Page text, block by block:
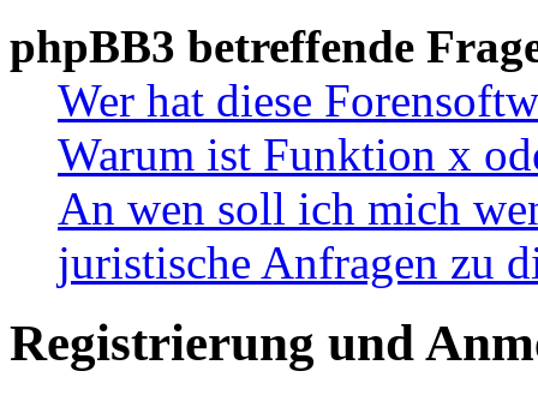
phpBB3 betreffende
Wer hat diese
Warum ist Funktion x
An wen soll ich mich
juristische Anfragen zu
Registrierung und